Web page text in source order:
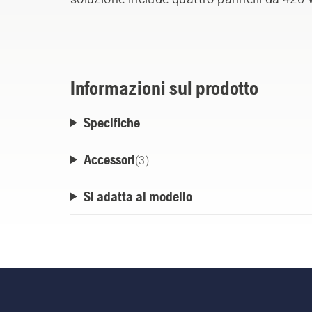
per il proprio Automower®, fare
Informazioni sul prodotto
Specifiche
Accessori(3)
Si adatta al modello